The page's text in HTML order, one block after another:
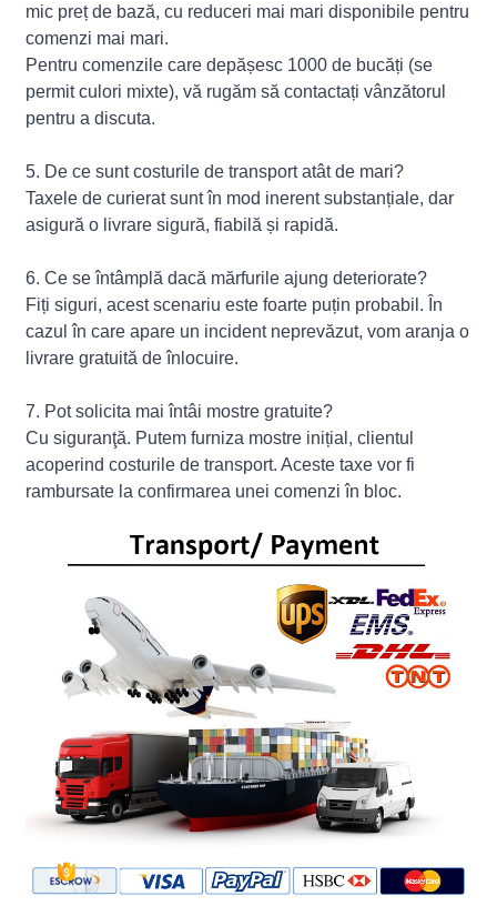
mic preț de bază, cu reduceri mai mari disponibile pentru
comenzi mai mari.
Pentru comenzile care depășesc 1000 de bucăți (se
permit culori mixte), vă rugăm să contactați vânzătorul
pentru a discuta.
5. De ce sunt costurile de transport atât de mari?
Taxele de curierat sunt în mod inerent substanțiale, dar
asigură o livrare sigură, fiabilă și rapidă.
6. Ce se întâmplă dacă mărfurile ajung deteriorate?
Fiți siguri, acest scenariu este foarte puțin probabil. În
cazul în care apare un incident neprevăzut, vom aranja o
livrare gratuită de înlocuire.
7. Pot solicita mai întâi mostre gratuite?
Cu siguranţă. Putem furniza mostre inițial, clientul
acoperind costurile de transport. Aceste taxe vor fi
rambursate la confirmarea unei comenzi în bloc.